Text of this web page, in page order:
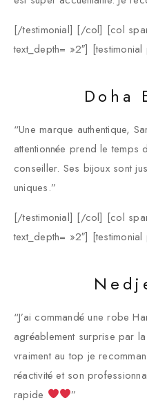
[/testimonial] [/col] [col
text_depth= »2″]
Doha
“Une marque authentique,
attentionnée prend le temps
conseiller. Ses bijoux sont
uniques.”
[/testimonial] [/col] [col
text_depth= »2″]
“J’ai commandé une robe
agréablement surprise par
vraiment au top je
réactivité et son
rapide
”